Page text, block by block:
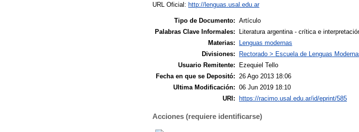
URL Oficial: http://lenguas.usal.edu.ar
Tipo de Documento: Artículo
Palabras Clave Informales:
Literatura argentina - crítica e
Materias:
Lenguas modernas
Divisiones:
Rectorado > Escuela de Lenguas
Usuario Remitente:
Ezequiel Tello
Fecha en que se Depositó: 26 Ago 2013 18:06
Ultima Modificación: 06 Jun 2019 18:10
URI:
https://racimo.usal.edu.ar/id/eprint/585
Acciones (requiere identificarse)